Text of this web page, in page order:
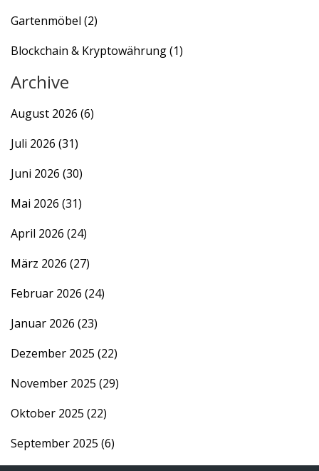
Gartenmöbel (2)
Blockchain & Kryptowährung(1)
Archive
August 2026 (6)
Juli 2026 (31)
Juni 2026 (30)
Mai 2026 (31)
April 2026 (24)
März 2026 (27)
Februar 2026 (24)
Januar 2026 (23)
Dezember 2025 (22)
November 2025 (29)
Oktober 2025 (22)
September 2025 (6)